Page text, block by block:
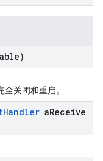
关闭和重启。
Handler aReceive